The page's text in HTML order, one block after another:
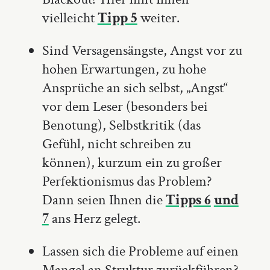
vielleichtTipp 5weiter.
Sind Versagensängste, Angst vor zu
hohen Erwartungen, zu hohe
Ansprüche an sich selbst, „Angst“
vor dem Leser (besonders bei
Benotung), Selbstkritik (das
Gefühl, nicht schreiben zu
können), kurzum ein zu großer
Perfektionismus das Problem?
Dann seien Ihnen dieTipps 6und
7ans Herz gelegt.
Lassen sich die Probleme auf einen